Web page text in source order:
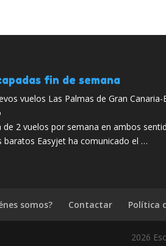
fin de semana
vuelos Las Palmas de Gran Canaria-
de 2 vuelos por semana en ambos
baratos Easyjet ha comunicado el …
somos? Contactar Política
2026